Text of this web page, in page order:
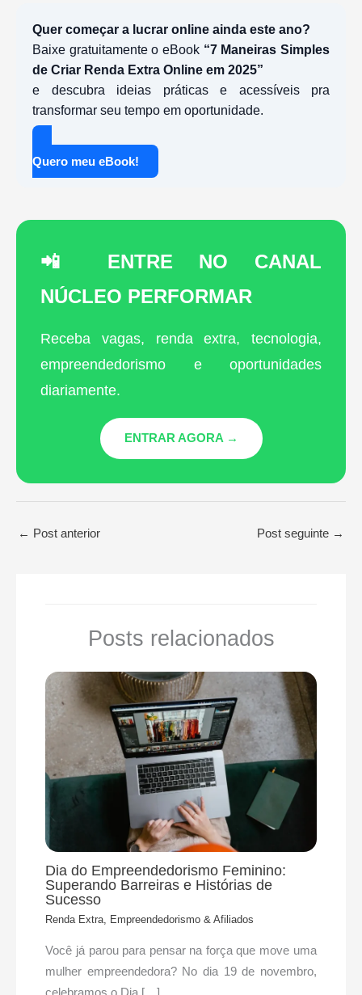
Quer começar a lucrar online ainda este ano?
Baixe gratuitamente o eBook “7 Maneiras Simples
de Criar Renda Extra Online em 2025”
e descubra ideias práticas e acessíveis pra
transformar seu tempo em oportunidade.
Quero meu eBook!
📲 ENTRE NO CANAL
NÚCLEO PERFORMAR
Receba vagas, renda extra, tecnologia,
empreendedorismo e oportunidades
diariamente.
ENTRAR AGORA →
← Post anterior Post seguinte →
Posts relacionados
Dia do Empreendedorismo Feminino:
Superando Barreiras e Histórias de
Sucesso
Renda Extra, Empreendedorismo & Afiliados
Você já parou para pensar na força que move uma
mulher empreendedora? No dia 19 de novembro,